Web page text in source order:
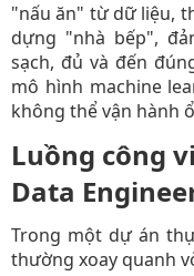
"nấu ăn" từ dữ liệu,
dựng "nhà bếp",
sạch, đủ và đến
mô hình machine
không thể vận hành
Luồng công
Data
Trong một dự án
thường xoay quanh